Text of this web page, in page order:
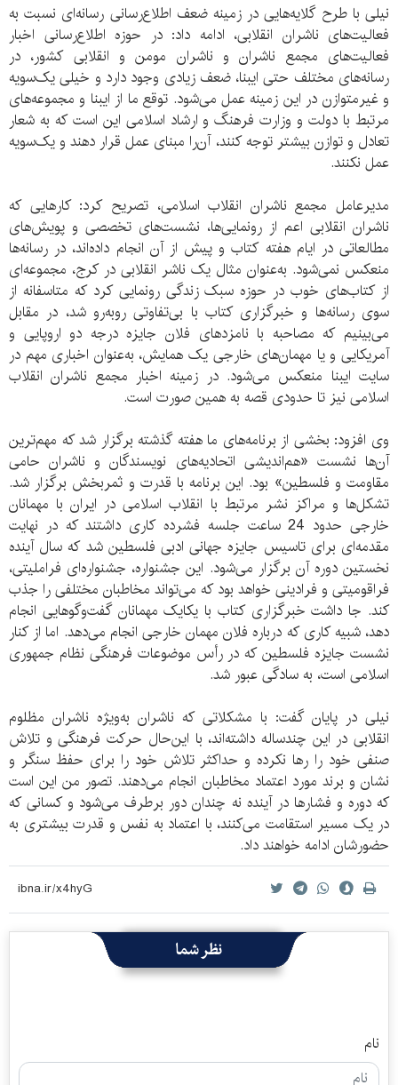
نیلی با طرح گلایه‌هایی در زمینه ضعف اطلاع‌رسانی رسانه‌ای نسبت به
فعالیت‌های ناشران انقلابی، ادامه داد: در حوزه اطلاع‌رسانی اخبار
فعالیت‌های مجمع ناشران و ناشران مومن و انقلابی کشور، در
رسانه‌های مختلف حتی ایبنا، ضعف زیادی وجود دارد و خیلی یک‌سویه
و غیرمتوازن در این زمینه عمل می‌شود. توقع ما از ایبنا و مجموعه‌های
مرتبط با دولت و وزارت فرهنگ و ارشاد اسلامی این است که به شعار
تعادل و توازن بیشتر توجه کنند، آن‌را مبنای عمل قرار دهند و یک‌سویه
عمل نکنند.
مدیرعامل مجمع ناشران انقلاب اسلامی، تصریح کرد: کارهایی که
ناشران انقلابی اعم از رونمایی‌ها، نشست‌های تخصصی و پویش‌های
مطالعاتی در ایام هفته کتاب و پیش از آن انجام داده‌اند، در رسانه‌ها
منعکس نمی‌شود. به‌عنوان مثال یک ناشر انقلابی در کرج، مجموعه‌ای
از کتاب‌های خوب در حوزه سبک زندگی رونمایی کرد که متاسفانه از
سوی رسانه‌ها و خبرگزاری کتاب با بی‌تفاوتی روبه‌رو شد، در مقابل
می‌بینیم که مصاحبه با نامزدهای فلان جایزه درجه دو اروپایی و
آمریکایی و یا مهمان‌های خارجی یک همایش، به‌عنوان اخباری مهم در
سایت ایبنا منعکس می‌شود. در زمینه اخبار مجمع ناشران انقلاب
اسلامی نیز تا حدودی قصه به همین صورت است.
وی افزود: بخشی از برنامه‌های ما هفته گذشته برگزار شد که مهم‌ترین
آن‌ها نشست «هم‌اندیشی اتحادیه‌های نویسندگان و ناشران حامی
مقاومت و فلسطین» بود. این برنامه با قدرت و ثمربخش برگزار شد.
تشکل‌ها و مراکز نشر مرتبط با انقلاب اسلامی در ایران با مهمانان
خارجی حدود 24 ساعت جلسه فشرده کاری داشتند که در نهایت
مقدمه‌ای برای تاسیس جایزه جهانی ادبی فلسطین شد که سال آینده
نخستین دوره آن برگزار می‌شود. این جشنواره، جشنواره‌ای فراملیتی،
فراقومیتی و فرادینی خواهد بود که می‌تواند مخاطبان مختلفی را جذب
کند. جا داشت خبرگزاری کتاب با یکایک مهمانان گفت‌وگوهایی انجام
دهد، شبیه کاری که درباره فلان مهمان خارجی انجام می‌دهد. اما از کنار
نشست جایزه فلسطین که در رأس موضوعات فرهنگی نظام جمهوری
اسلامی است، به سادگی عبور شد.
نیلی در پایان گفت: با مشکلاتی که ناشران به‌ویژه ناشران مظلوم
انقلابی در این چندساله داشته‌اند، با این‌حال حرکت فرهنگی و تلاش
صنفی خود را رها نکرده و حداکثر تلاش خود را برای حفظ سنگر و
نشان و برند مورد اعتماد مخاطبان انجام می‌دهند. تصور من این است
که دوره و فشارها در آینده نه چندان دور برطرف می‌شود و کسانی که
در یک مسیر استقامت می‌کنند، با اعتماد به نفس و قدرت بیشتری به
حضورشان ادامه خواهند داد.
نظر شما
نام